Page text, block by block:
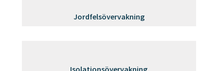
Jordfelsövervakning
Isolationsövervakning